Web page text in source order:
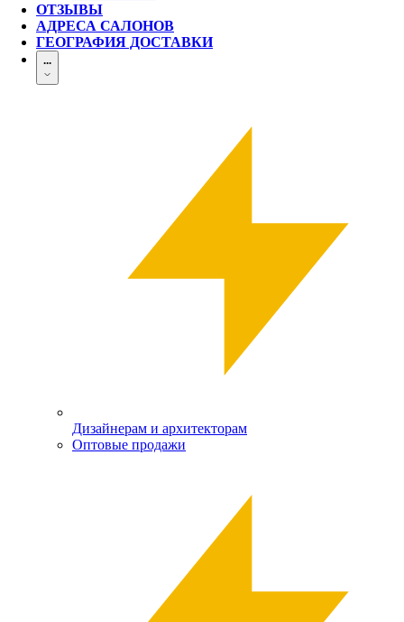
ОТЗЫВЫ
АДРЕСА САЛОНОВ
ГЕОГРАФИЯ ДОСТАВКИ
...
Дизайнерам и архитекторам
Оптовые продажи